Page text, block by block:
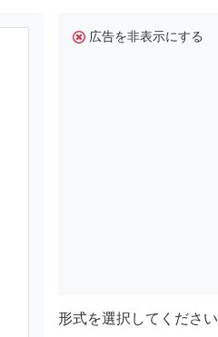
広告を非表示にする
形式を選択してください